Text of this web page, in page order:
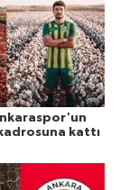
kadrosuna kattı